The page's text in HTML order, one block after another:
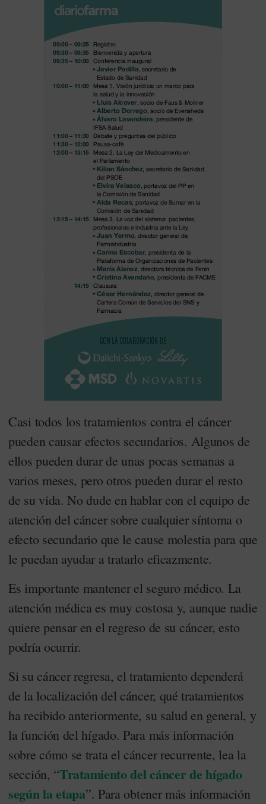
Casi todos los tratamientos contra el cáncer
pueden causar efectos secundarios. Algunos de
ellos pueden durar de unas pocas semanas a
varios meses, pero otros pueden durar el resto
de su vida. No dude en hablar con el equipo de
atención del cáncer sobre cualquier síntoma o
efecto secundario que le cause molestia para que
le puedan ayudar a tratarlo eficazmente.
Es importante mantener el seguro médico. La
atención médica es muy costosa y, aunque nadie
quiere pensar en el regreso de su cáncer, esto
podría ocurrir.
Si su cáncer regresa, el tratamiento dependerá
de la localización del cáncer, qué tratamientos
ha recibido anteriormente, su salud en general, y
la función del hígado. Para más información
sobre cómo se trata el cáncer recurrente, lea la
sección, “Tratamiento del cáncer de hígado
según la etapa”. Para obtener más información